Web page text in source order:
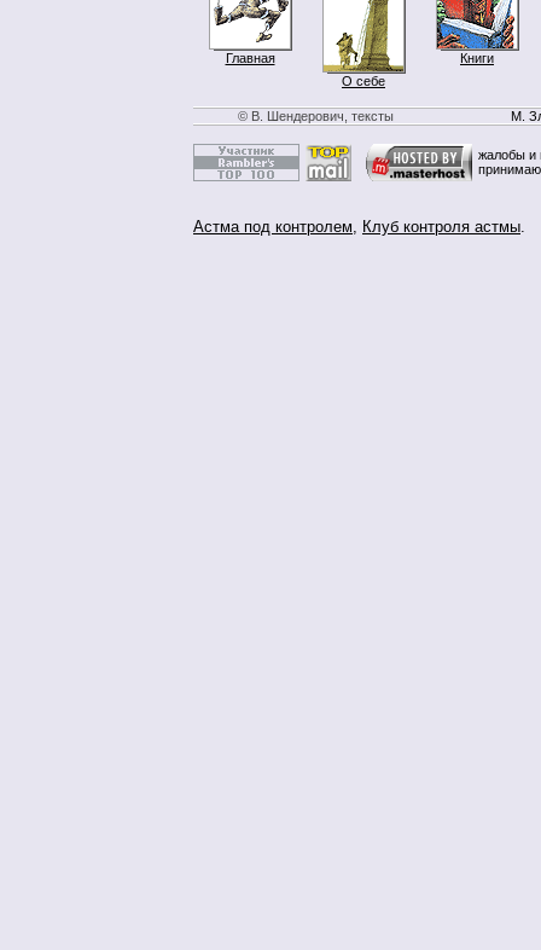
Главная
О себе
Книги
© В. Шендерович, тексты М.
жалобы и
Астма под контролем, Клуб контроля астмы.